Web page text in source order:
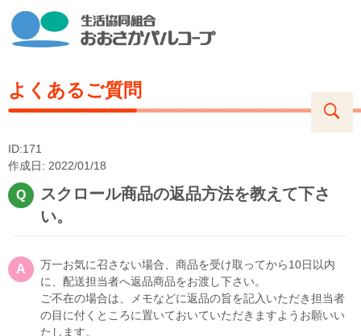
よくあるご質問
ID:171
作成日: 2022/01/18
スクロール商品の返品方法を教えて下さ
い。
万一お気に召さない場合、商品を受け取ってから10日以内
に、配送担当者へ返品商品をお渡し下さい。
ご不在の場合は、メモなどに返品の旨を記入いただき担当者
の目に付くところに置いておいていただきますようお願いい
たします。